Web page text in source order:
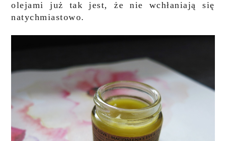
olejami już tak jest, że nie wchłaniają się
natychmiastowo.